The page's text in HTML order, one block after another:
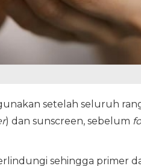
setelah seluruh
) dan sunscreen, sebelum
sehingga primer